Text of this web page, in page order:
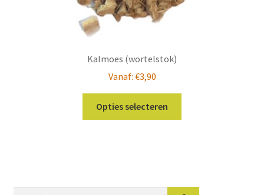
Kalmoes (wortelstok)
Vanaf: €3,90
Opties selecteren
optie